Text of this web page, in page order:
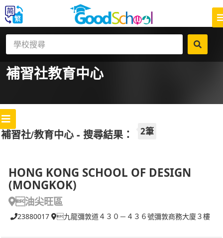
補習社教育中心
補習社/教育中心 - 搜尋結果： 2筆
HONG KONG SCHOOL OF DESIGN
(MONGKOK)
油尖旺區
23880017 九龍彌敦道４３０－４３６號彌敦商務大廈３樓